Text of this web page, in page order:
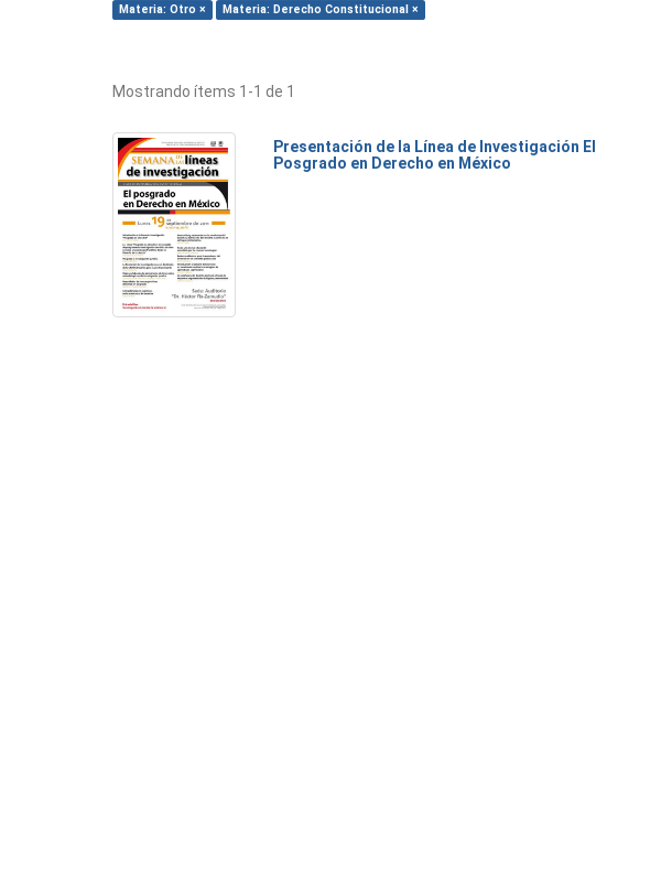
Materia: Otro ×
Materia: Derecho Constitucional ×
Mostrando ítems 1-1 de 1
Presentación de la Línea de Investigación El
Posgrado en Derecho en México